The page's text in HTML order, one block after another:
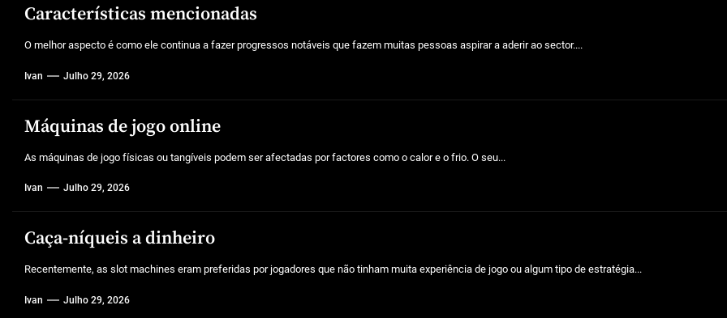
Características mencionadas
O melhor aspecto é como ele continua a fazer progressos notáveis que fazem muitas pessoas aspirar a aderir ao sector....
Ivan Julho 29, 2026
Máquinas de jogo online
As máquinas de jogo físicas ou tangíveis podem ser afectadas por factores como o calor e o frio. O seu...
Ivan Julho 29, 2026
Caça-níqueis a dinheiro
Recentemente, as slot machines eram preferidas por jogadores que não tinham muita experiência de jogo ou algum tipo de estratégia...
Ivan Julho 29, 2026